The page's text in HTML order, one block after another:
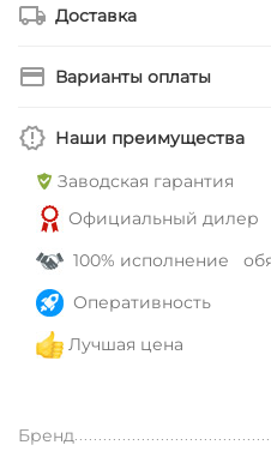
Доставка
Варианты оплаты
Наши преимущества
Заводская гарантия
Официальный дилер
100% исполнение
Оперативность
Лучшая цена
Бренд